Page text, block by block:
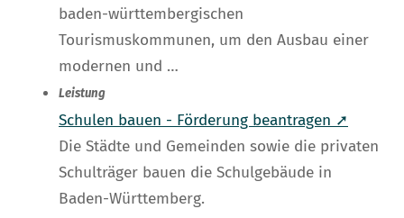
baden-württembergischen
Tourismuskommunen, um den Ausbau einer
modernen und …
Leistung
Schulen bauen - Förderung beantragen ➚
Die Städte und Gemeinden sowie die privaten
Schulträger bauen die Schulgebäude in
Baden-Württemberg.